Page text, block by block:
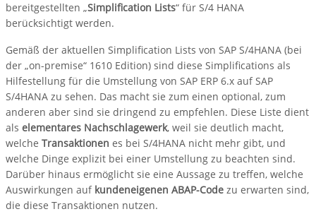
bereitgestellten „Simplification Lists“ für S/4 HANA
berücksichtigt werden.
Gemäß der aktuellen Simplification Lists von SAP S/4HANA (bei
der „on-premise“ 1610 Edition) sind diese Simplifications als
Hilfestellung für die Umstellung von SAP ERP 6.x auf SAP
S/4HANA zu sehen. Das macht sie zum einen optional, zum
anderen aber sind sie dringend zu empfehlen. Diese Liste dient
als elementares Nachschlagewerk, weil sie deutlich macht,
welche Transaktionen es bei S/4HANA nicht mehr gibt, und
welche Dinge explizit bei einer Umstellung zu beachten sind.
Darüber hinaus ermöglicht sie eine Aussage zu treffen, welche
Auswirkungen auf kundeneigenen ABAP-Code zu erwarten sind,
die diese Transaktionen nutzen.